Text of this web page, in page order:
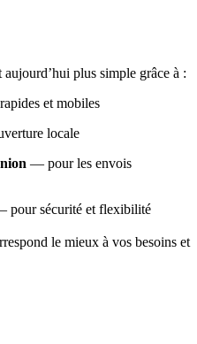
plus simple grâce à :
et mobiles
locale
— pour les envois
pour sécurité et flexibilité
le mieux à vos besoins et